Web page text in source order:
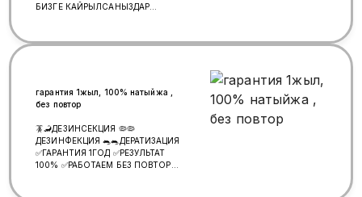
БИЗГЕ КАЙРЫЛСАНЫЗДАР
ЖАНА БЕЗ ЗАПАХ ДАРЫЛАР
гарантия 1жыл, 100% натыйжа ,
без повтор
🪳🦂ДЕЗИНСЕКЦИЯ 🦠🦠
ДЕЗИНФЕКЦИЯ 🐀🐀ДЕРАТИЗАЦИЯ
✅ГАРАНТИЯ 1ГОД ✅РЕЗУЛЬТАТ
100% ✅РАБОТАЕМ БЕЗ ПОВТОРА